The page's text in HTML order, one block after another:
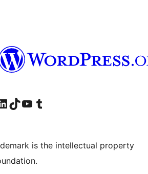
account
our LinkedIn account
Apsilankykite mūsų TikTok paskyroje
Visit our YouTube channel
Apsilankykite mūsų Tumblr paskyroje
is the intellectual property